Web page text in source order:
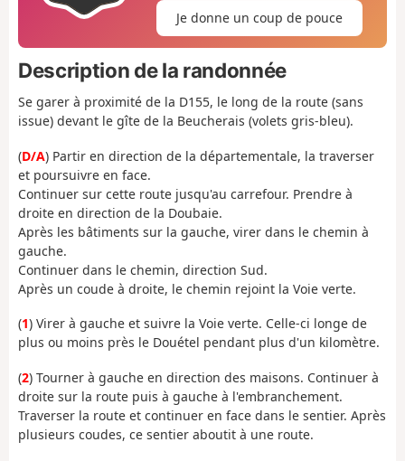
Je donne un coup de pouce
Description de la randonnée
Se garer à proximité de la D155, le long de la route (sans
issue) devant le gîte de la Beucherais (volets gris-bleu).
(D/A) Partir en direction de la départementale, la traverser
et poursuivre en face.
Continuer sur cette route jusqu'au carrefour. Prendre à
droite en direction de la Doubaie.
Après les bâtiments sur la gauche, virer dans le chemin à
gauche.
Continuer dans le chemin, direction Sud.
Après un coude à droite, le chemin rejoint la Voie verte.
(1) Virer à gauche et suivre la Voie verte. Celle-ci longe de
plus ou moins près le Douétel pendant plus d'un kilomètre.
(2) Tourner à gauche en direction des maisons. Continuer à
droite sur la route puis à gauche à l'embranchement.
Traverser la route et continuer en face dans le sentier. Après
plusieurs coudes, ce sentier aboutit à une route.